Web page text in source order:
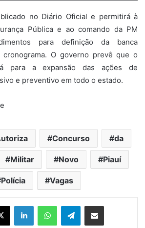
no Diário Oficial e permitirá à
Pública e ao comando da PM
para definição da banca
O governo prevê que o
para a expansão das ações de
e preventivo em todo o estado.
Concurso da
Militar Novo Piauí
Polícia Vagas
Telegram